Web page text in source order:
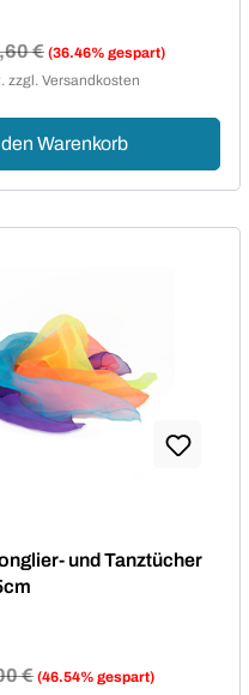
Preis:
€ (36.46% gespart)
zzgl. Versandkosten
den Warenkorb
und Tanztücher
Preis:
€ (46.54% gespart)